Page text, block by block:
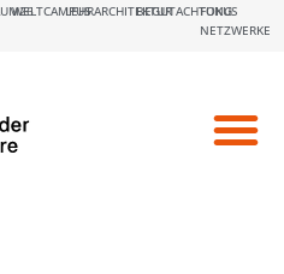
WELTCAMPUSLEHRARCHITEKTURBEGUTACHTUNG
FOKUS
NETZWERKE